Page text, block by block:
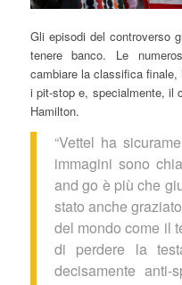
Gli episodi del controverso
tenere banco. Le
cambiare la classifica
i pit-stop e, specialmente, il
Hamilton.
“Vettel ha
immagini sono
and go è più che
stato anche
del mondo come il
di perdere la
decisamente anti-